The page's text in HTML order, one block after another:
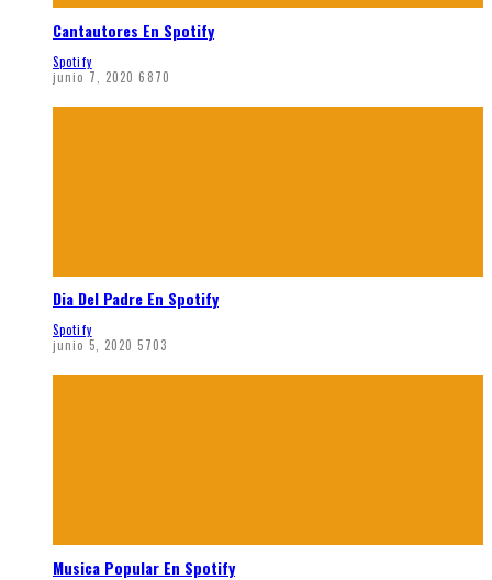
Cantautores En Spotify
Spotify
junio 7, 2020 6870
Dia Del Padre En Spotify
Spotify
junio 5, 2020 5703
Musica Popular En Spotify